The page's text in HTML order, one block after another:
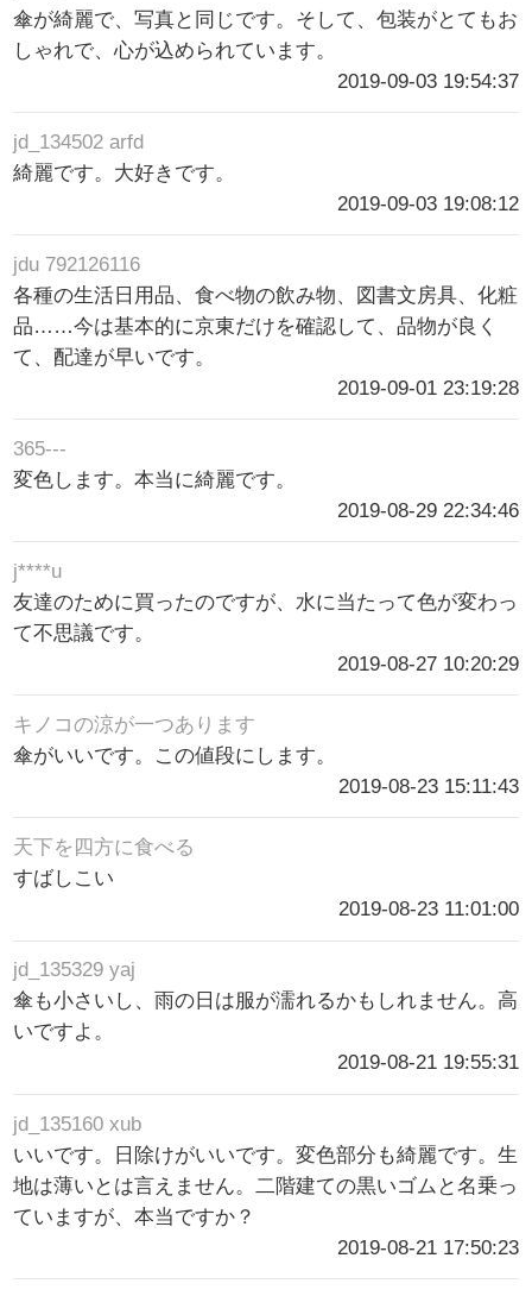
傘が綺麗で、写真と同じです。そして、包装がとてもお
しゃれで、心が込められています。
2019-09-03 19:54:37
jd_134502 arfd
綺麗です。大好きです。
2019-09-03 19:08:12
jdu 792126116
各種の生活日用品、食べ物の飲み物、図書文房具、化粧
品……今は基本的に京東だけを確認して、品物が良く
て、配達が早いです。
2019-09-01 23:19:28
365---
変色します。本当に綺麗です。
2019-08-29 22:34:46
j****u
友達のために買ったのですが、水に当たって色が変わっ
て不思議です。
2019-08-27 10:20:29
キノコの涼が一つあります
傘がいいです。この値段にします。
2019-08-23 15:11:43
天下を四方に食べる
すばしこい
2019-08-23 11:01:00
jd_135329 yaj
傘も小さいし、雨の日は服が濡れるかもしれません。高
いですよ。
2019-08-21 19:55:31
jd_135160 xub
いいです。日除けがいいです。変色部分も綺麗です。生
地は薄いとは言えません。二階建ての黒いゴムと名乗っ
ていますが、本当ですか？
2019-08-21 17:50:23